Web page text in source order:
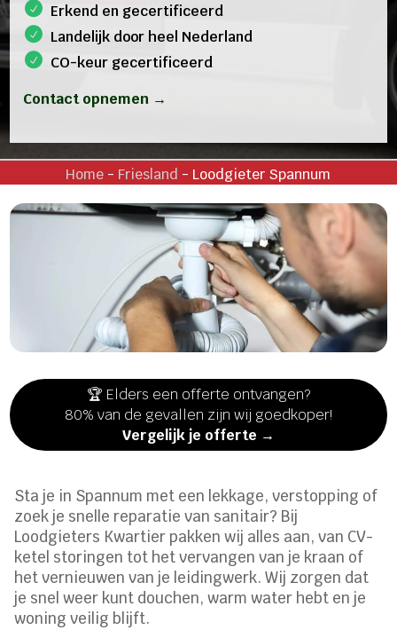
Erkend en gecertificeerd
Landelijk door heel Nederland
CO-keur gecertificeerd
Contact opnemen →
Home - Friesland - Loodgieter Spannum
🏆 Elders een offerte ontvangen?
80% van de gevallen zijn wij goedkoper!
Vergelijk je offerte →
Sta je in Spannum met een lekkage, verstopping of
zoek je snelle reparatie van sanitair? Bij
Loodgieters Kwartier pakken wij alles aan, van CV-
ketel storingen tot het vervangen van je kraan of
het vernieuwen van je leidingwerk. Wij zorgen dat
je snel weer kunt douchen, warm water hebt en je
woning veilig blijft.